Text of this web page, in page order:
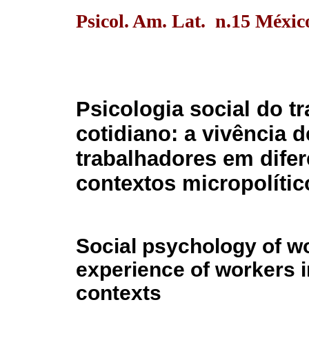
Psicol. Am. Lat. n.15
Psicologia social do
cotidiano: a vivência
trabalhadores em
contextos
Social psychology of
experience of workers
contexts